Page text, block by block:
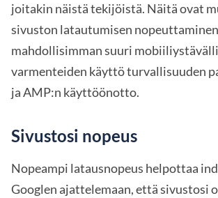
joitakin näistä tekijöistä. Näitä ovat
sivuston latautumisen
mahdollisimman suuri
varmenteiden käyttö turvallisuuden
ja AMP:n käyttöönotto.
Sivustosi nopeus
Nopeampi latausnopeus helpottaa
Googlen ajattelemaan, että sivustosi